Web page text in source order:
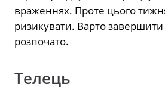
враженнях. Проте цього
ризикувати. Варто
розпочато.
Телець